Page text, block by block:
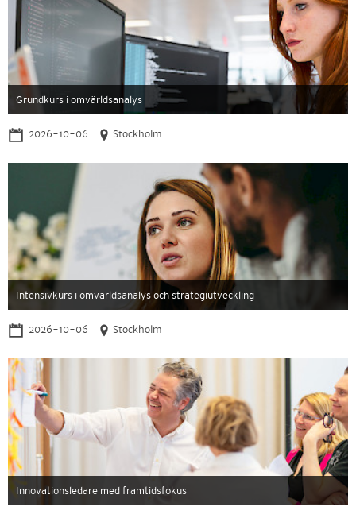
Grundkurs i omvärldsanalys
2026-10-06 Stockholm
Intensivkurs i omvärldsanalys och strategiutveckling
2026-10-06 Stockholm
Innovationsledare med framtidsfokus